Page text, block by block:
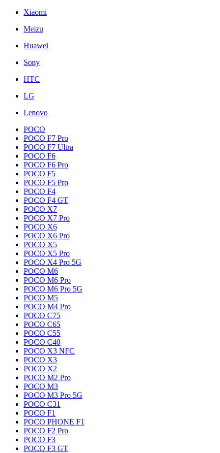
Xiaomi
Meizu
Huawei
Sony
HTC
LG
Lenovo
POCO
POCO F7 Pro
POCO F7 Ultra
POCO F6
POCO F6 Pro
POCO F5
POCO F5 Pro
POCO F4
POCO F4 GT
POCO X7
POCO X7 Pro
POCO X6
POCO X6 Pro
POCO X5
POCO X5 Pro
POCO X4 Pro 5G
POCO M6
POCO M6 Pro
POCO M6 Pro 5G
POCO M5
POCO M4 Pro
POCO C75
POCO C65
POCO C55
POCO C40
POCO X3 NFC
POCO X3
POCO X2
POCO M2 Pro
POCO M3
POCO M3 Pro 5G
POCO C31
POCO F1
POCO PHONE F1
POCO F2 Pro
POCO F3
POCO F3 GT